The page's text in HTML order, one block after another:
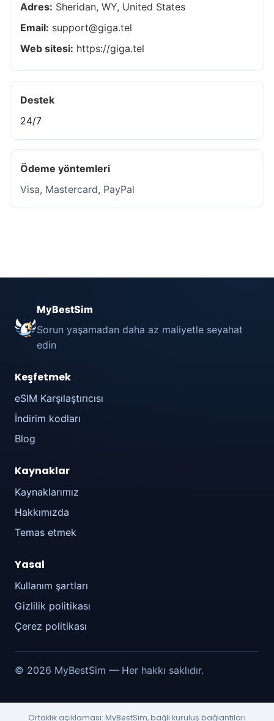
Adres: Sheridan, WY, United States
Email: support@giga.tel
Web sitesi: https://giga.tel
Destek
24/7
Ödeme yöntemleri
Visa, Mastercard, PayPal
MyBestSim
Sorun yaşamadan daha az maliyetle seyahat
edin
Keşfetmek
eSIM Karşılaştırıcısı
İndirim kodları
Blog
Kaynaklar
Kaynaklarımız
Hakkımızda
Temas etmek
Yasal
Kullanım şartları
Gizlilik politikası
Çerez politikası
© 2026 MyBestSim — Her hakkı saklıdır.
Ortaklık açıklaması: MyBestSim, bağlı kuruluş bağlantıları